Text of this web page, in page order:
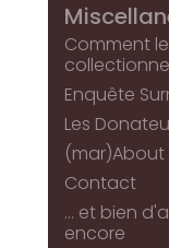
Comment
Enquête
Les
(mar)About
Contact
... et bien
encore